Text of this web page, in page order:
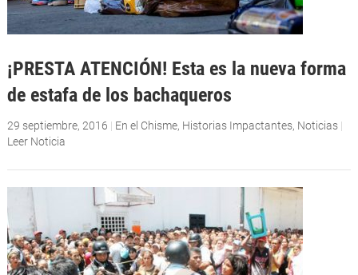
¡PRESTA ATENCIÓN! Esta es la nueva forma
de estafa de los bachaqueros
29 septiembre, 2016 | En el Chisme, Historias Impactantes, Noticias |
Leer Noticia